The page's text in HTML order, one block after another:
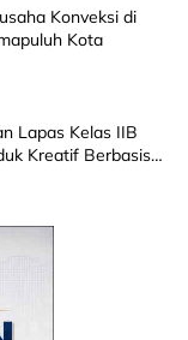
Konveksi di
Kota
Lapas Kelas IIB
Kreatif Berbasis